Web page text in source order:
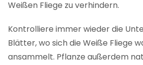
Weißen Fliege zu verhindern.
Kontrolliere immer wieder die
Blätter, wo sich die Weiße Fliege
ansammelt. Pflanze außerdem